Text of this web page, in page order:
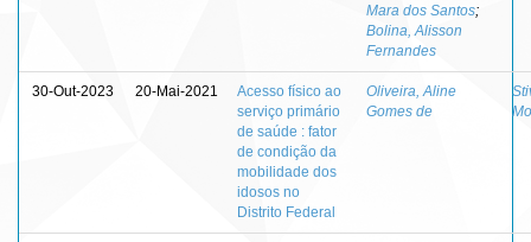
Mara dos Santos;
Bolina, Alisson
Fernandes
30-Out-2023 20-Mai-2021
Acesso físico ao
serviço primário
de saúde : fator
de condição da
mobilidade dos
idosos no
Distrito Federal
Oliveira, Aline
Gomes de